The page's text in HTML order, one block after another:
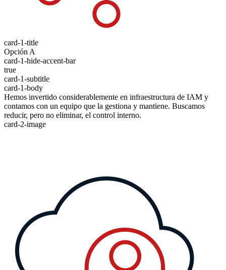
card-1-title
Opción A
card-1-hide-accent-bar
true
card-1-subtitle
card-1-body
Hemos invertido considerablemente en infraestructura de IAM y
contamos con un equipo que la gestiona y mantiene. Buscamos
reducir, pero no eliminar, el control interno.
card-2-image